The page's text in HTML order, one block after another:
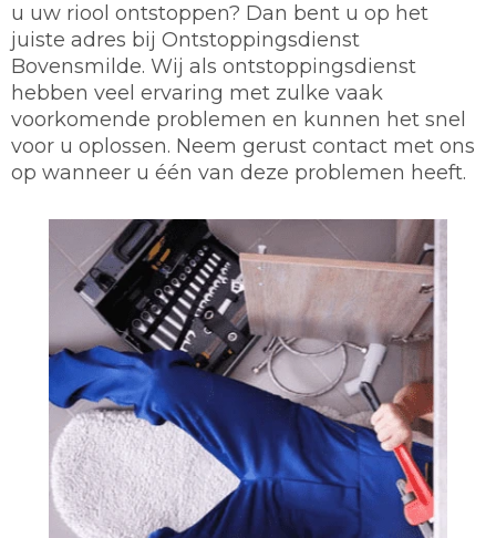
u uw riool ontstoppen? Dan bent u op het
juiste adres bij Ontstoppingsdienst
Bovensmilde. Wij als ontstoppingsdienst
hebben veel ervaring met zulke vaak
voorkomende problemen en kunnen het snel
voor u oplossen. Neem gerust contact met ons
op wanneer u één van deze problemen heeft.